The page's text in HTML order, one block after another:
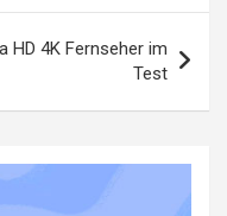
HD 4K Fernseher im
Test